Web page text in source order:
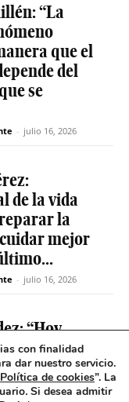
“La
que el
del
se
- julio 16, 2026
de la vida
la
mejor
- julio 16, 2026
“Hoy
mejor la
y duele y
ha sido
con finalidad
dar nuestro servicio.
Política de cookies”. La
. Si desea admitir